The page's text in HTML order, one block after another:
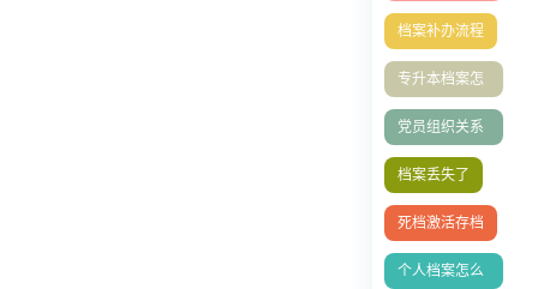
放
档案补办流程
专升本档案怎
么存档？
党员组织关系
转移全流程指
南
档案丢失了
死档激活存档
个人档案怎么